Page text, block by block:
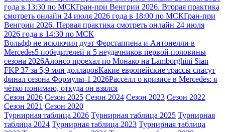
года в 13:30 по МСКГран-при Венгрии 2026. Вторая практика
смотреть онлайн 24 июля 2026 года в 18:00 по МСКГран-при
Венгрии 2026. Первая практика смотреть онлайн 24 июля
2026 года в 14:30 по МСК
Вольфф не исключил дуэт Ферстаппена и Антонелли в
Mercedes5 победителей и 5 неудачников первой половины
сезона 2026Алонсо проехал по Монако на Lamborghini Sian
FKP 37 за 5,9 млн долларовКакие европейские трассы спасут
финал сезона Формулы-1 2026Расселл о кризисе в Mercedes: я
чётко понимаю, откуда он взялся
Сезон 2026 Сезон 2025 Сезон 2024 Сезон 2023 Сезон 2022
Сезон 2021 Сезон 2020
Турнирная таблица 2026 Турнирная таблица 2025 Турнирная
таблица 2024 Турнирная таблица 2023 Турнирная таблица